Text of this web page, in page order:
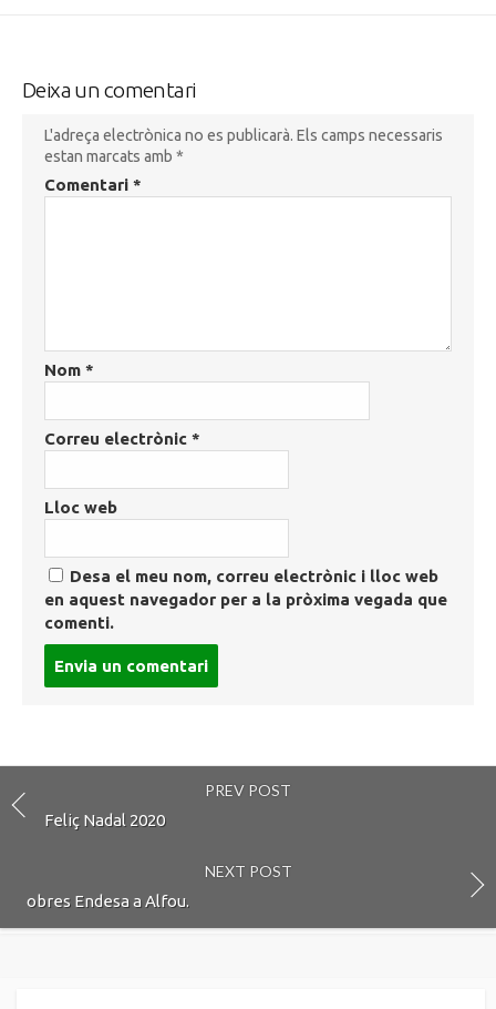
Deixa un comentari
L'adreça electrònica no es publicarà. Els camps necessaris
estan marcats amb *
Comentari *
Nom *
Correu electrònic *
Lloc web
Desa el meu nom, correu electrònic i lloc web
en aquest navegador per a la pròxima vegada que
comenti.
PREV POST
Feliç Nadal 2020
NEXT POST
obres Endesa a Alfou.